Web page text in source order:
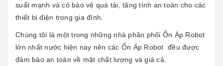
suất mạnh và có bảo vệ quá tải, tăng tính an toàn cho các
thiết bị điện trong gia đình.
Chúng tôi là một trong những nhà phân phối Ổn Áp Robot
lớn nhất nước hiện nay nên các Ổn Áp Robot đều được
đảm bảo an toàn về mặt chất lượng và giá cả.